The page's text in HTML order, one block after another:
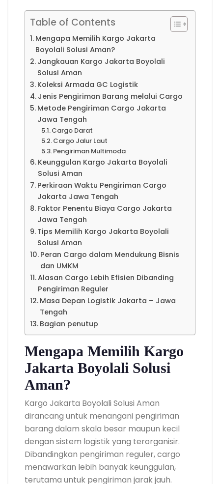
Table of Contents
Mengapa Memilih Kargo Jakarta
Boyolali Solusi Aman?
Jangkauan Kargo Jakarta Boyolali
Solusi Aman
Koleksi Armada GC Logistik
Jenis Pengiriman Barang melalui Cargo
Metode Pengiriman Cargo Jakarta
Jawa Tengah
Cargo Darat
Cargo Jalur Laut
Pengiriman Multimoda
Keunggulan Kargo Jakarta Boyolali
Solusi Aman
Perkiraan Waktu Pengiriman Cargo
Jakarta Jawa Tengah
Faktor Penentu Biaya Cargo Jakarta
Jawa Tengah
Tips Memilih Kargo Jakarta Boyolali
Solusi Aman
Peran Cargo dalam Mendukung Bisnis
dan UMKM
Alasan Cargo Lebih Efisien Dibanding
Pengiriman Reguler
Masa Depan Logistik Jakarta – Jawa
Tengah
Bagian penutup
Mengapa Memilih Kargo
Jakarta Boyolali Solusi
Aman?
Kargo Jakarta Boyolali Solusi Aman
dirancang untuk menangani pengiriman
barang dalam skala besar maupun kecil
dengan sistem logistik yang terorganisir.
Dibandingkan pengiriman reguler, cargo
menawarkan lebih banyak keunggulan,
terutama untuk pengiriman jarak jauh.